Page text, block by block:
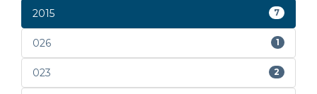
2015 7
026 1
023 2